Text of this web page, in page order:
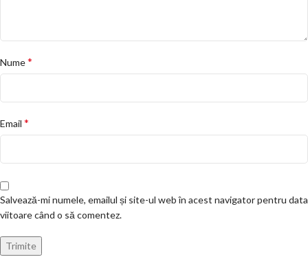
Nume*
Email *
Salvează-mi numele, emailul și site-ul web în acest navigator pentru data
viitoare când o să comentez.